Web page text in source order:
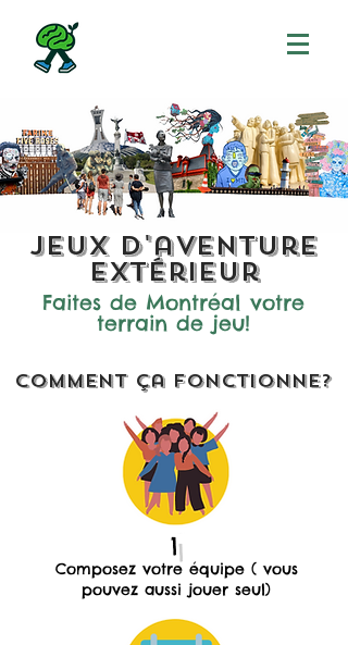
Jeux d'aventure
Extérieur
Faites de Montréal votre
terrain de jeu!
Comment ça fonctionne?
1
Composez votre équipe ( vous
pouvez aussi jouer seul)